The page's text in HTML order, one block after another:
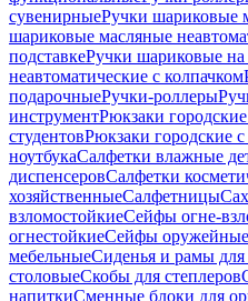
сувенирныеРучки шариковые
шариковые масляные
подставкеРучки шариковые
неавтоматические с колпачком
подарочныеРучки-роллеры
инструментРюкзаки
студентовРюкзаки городские
ноутбукаСалфетки влажные
диспенсеровСалфетки
хозяйственныеСалфетницы
взломостойкиеСейфы огне-
огнестойкиеСейфы оружейные
мебельныеСиденья и рамы
столовыеСкобы для степлеров
напиткиСменные блоки для